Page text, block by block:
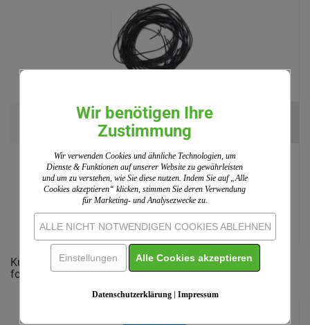
Lederband 1-1,5 mm, schwarz (10 St.)
(2)
Einzelpreis:9,30 EUR
Kunden, welche diesen Artikel bestellten, haben auch
folgende Artikel gekauft:
Wir benötigen Ihre
Zustimmung
Wir verwenden Cookies und ähnliche Technologien, um
Dienste & Funktionen auf unserer Website zu gewährleisten
und um zu verstehen, wie Sie diese nutzen. Indem Sie auf „Alle
Cookies akzeptieren“ klicken, stimmen Sie deren Verwendung
für Marketing- und Analysezwecke zu.
ALLE NICHT NOTWENDIGEN COOKIES ABLEHNEN
Einstellungen Alle Cookies akzeptieren
Datenschutzerklärung| Impressum